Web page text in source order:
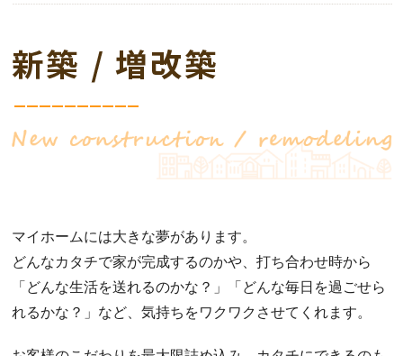
マイホームには大きな夢があります。
どんなカタチで家が完成するのかや、打ち合わせ時から
「どんな生活を送れるのかな？」「どんな毎日を過ごせら
れるかな？」など、気持ちをワクワクさせてくれます。